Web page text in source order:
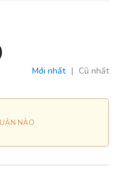
Mới nhất | Cũ nhất
NÀO